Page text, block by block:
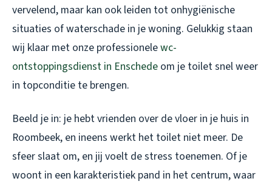
vervelend, maar kan ook leiden tot onhygiënische
situaties of waterschade in je woning. Gelukkig staan
wij klaar met onze professionelewc-
ontstoppingsdienst in Enschede om je toilet snel weer
in topconditie te brengen.
Beeld je in: je hebt vrienden over de vloer in je huis in
Roombeek, en ineens werkt het toilet niet meer. De
sfeer slaat om, en jij voelt de stress toenemen. Of je
woont in een karakteristiek pand in het centrum, waar